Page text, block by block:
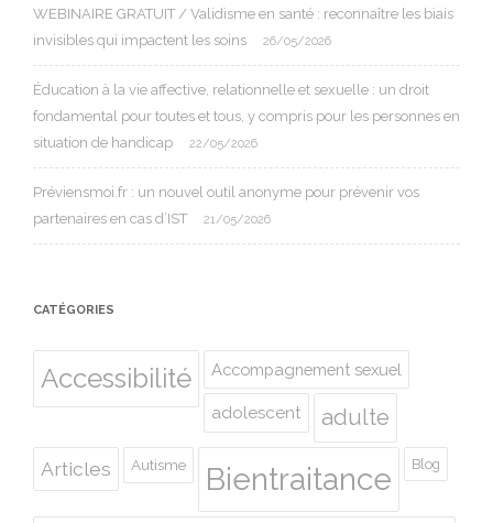
WEBINAIRE GRATUIT / Validisme en santé : reconnaître les biais
invisibles qui impactent les soins
26/05/2026
Éducation à la vie affective, relationnelle et sexuelle : un droit
fondamental pour toutes et tous, y compris pour les personnes en
situation de handicap
22/05/2026
Préviensmoi.fr : un nouvel outil anonyme pour prévenir vos
partenaires en cas d’IST
21/05/2026
CATÉGORIES
Accessibilité Accompagnement sexuel
adolescent adulte
Articles Autisme Bientraitance Blog